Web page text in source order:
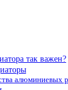
так важен?
алюминиевых